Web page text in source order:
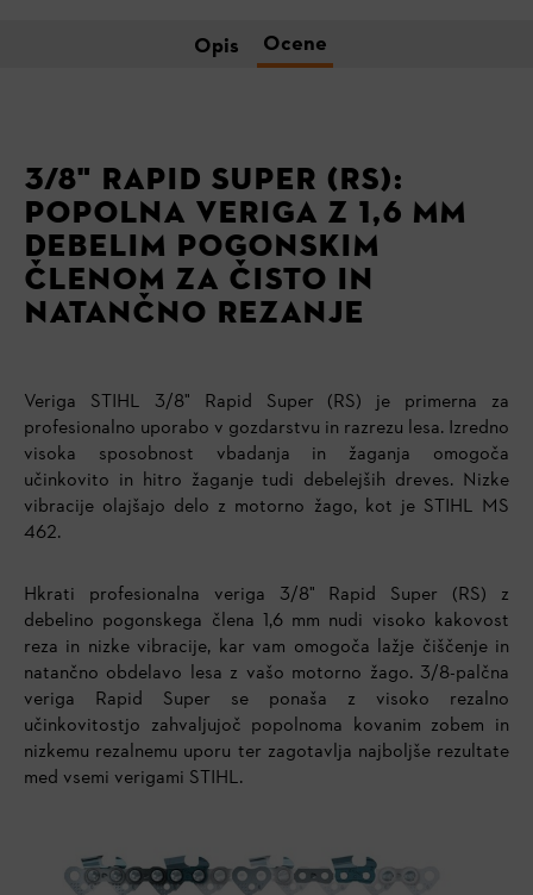
Opis Ocene
3/8" RAPID SUPER (RS):
POPOLNA VERIGA Z 1,6 MM
DEBELIM POGONSKIM
ČLENOM ZA ČISTO IN
NATANČNO REZANJE
Veriga STIHL 3/8" Rapid Super (RS) je primerna za
profesionalno uporabo v gozdarstvu in razrezu lesa. Izredno
visoka sposobnost vbadanja in žaganja omogoča
učinkovito in hitro žaganje tudi debelejših dreves. Nizke
vibracije olajšajo delo z motorno žago, kot je STIHL MS
462.
Hkrati profesionalna veriga 3/8" Rapid Super (RS) z
debelino pogonskega člena 1,6 mm nudi visoko kakovost
reza in nizke vibracije, kar vam omogoča lažje čiščenje in
natančno obdelavo lesa z vašo motorno žago. 3/8-palčna
veriga Rapid Super se ponaša z visoko rezalno
učinkovitostjo zahvaljujoč popolnoma kovanim zobem in
nizkemu rezalnemu uporu ter zagotavlja najboljše rezultate
med vsemi verigami STIHL.